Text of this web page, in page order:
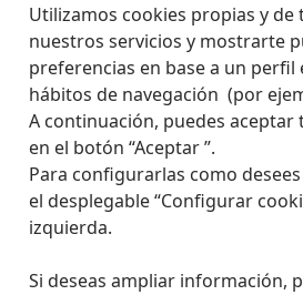
Utilizamos cookies propias y
nuestros servicios y mostrarte
preferencias en base a un
hábitos de navegación (por
A continuación, puedes
en el botón “Aceptar ”.
Para configurarlas como
el desplegable “Configurar
izquierda.
Si deseas ampliar información,